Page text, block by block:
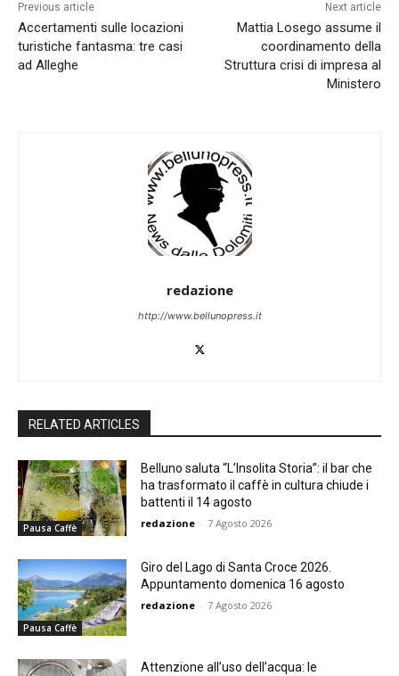
Previous article
Accertamenti sulle locazioni
turistiche fantasma: tre casi
ad Alleghe
Next article
Mattia Losego assume il
coordinamento della
Struttura crisi di impresa al
Ministero
redazione
http://www.bellunopress.it
RELATED ARTICLES
Pausa Caffè
Belluno saluta “L’Insolita Storia”: il bar che
ha trasformato il caffè in cultura chiude i
battenti il 14 agosto
redazione - 7 Agosto 2026
Pausa Caffè
Giro del Lago di Santa Croce 2026.
Appuntamento domenica 16 agosto
redazione - 7 Agosto 2026
Attenzione all’uso dell’acqua: le